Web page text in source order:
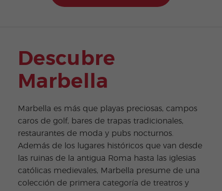
Descubre
Marbella
Marbella es más que playas preciosas, campos
caros de golf, bares de trapas tradicionales,
restaurantes de moda y pubs nocturnos.
Además de los lugares históricos que van desde
las ruinas de la antigua Roma hasta las iglesias
católicas medievales, Marbella presume de una
colección de primera categoría de treatros y